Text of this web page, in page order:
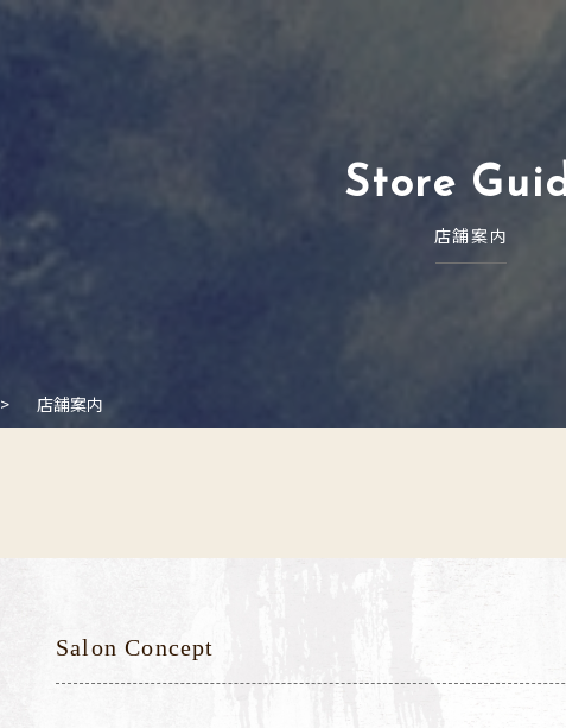
Store
店舗案内
> 店舗案内
Salon Concept